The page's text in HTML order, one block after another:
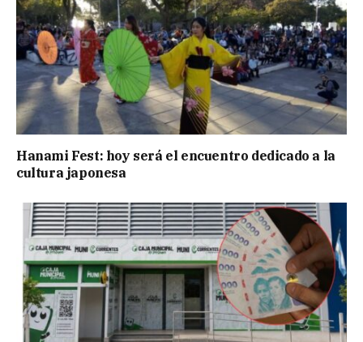
Hanami Fest: hoy será el encuentro dedicado a la
cultura japonesa